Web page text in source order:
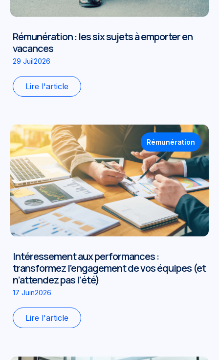
Rémunération : les six sujets à emporter en
vacances
29 Juil2026
Lire l'article
Intéressement aux performances :
transformez l’engagement de vos équipes (et
n’attendez pas l’été)
17 Juin2026
Rémunération
Lire l'article